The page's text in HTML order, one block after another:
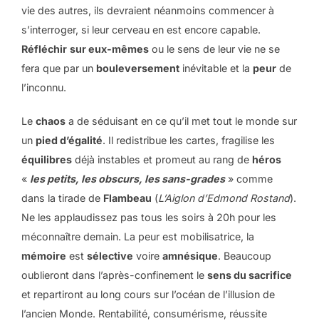
vie des autres, ils devraient néanmoins commencer à
s’interroger, si leur cerveau en est encore capable.
Réfléchir sur eux-mêmes ou le sens de leur vie ne se
fera que par un bouleversement inévitable et la peur de
l’inconnu.
Le chaos a de séduisant en ce qu’il met tout le monde sur
un pied d’égalité. Il redistribue les cartes, fragilise les
équilibres déjà instables et promeut au rang de héros
« les petits, les obscurs, les sans-grades» comme
dans la tirade de Flambeau (L’Aiglon d’Edmond Rostand).
Ne les applaudissez pas tous les soirs à 20h pour les
méconnaître demain. La peur est mobilisatrice, la
mémoire est sélective voire amnésique. Beaucoup
oublieront dans l’après-confinement le sens du sacrifice
et repartiront au long cours sur l’océan de l’illusion de
l’ancien Monde. Rentabilité, consumérisme, réussite